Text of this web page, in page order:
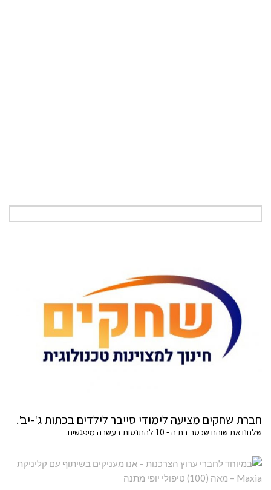
חברת שחקים מציעה לימודי סייבר לילדים בכתות ג'-יב'.
שלחנו את שוהם שכטר בת ה - 10 להתנסות בעשרה מיפגשים.